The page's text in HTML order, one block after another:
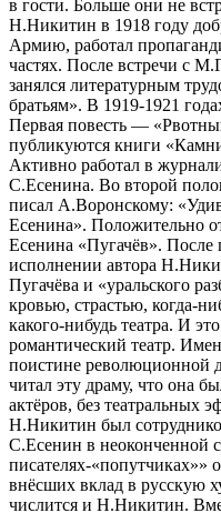
в гости. Больше они не
Н.Никитин в 1918 году
Армию, работал
частях. После встречи с
занялся литературным
братьям». В 1919-1921
Первая повесть —
публикуются книги
Активно работал в
С.Есенина. Во второй
писал А.Воронскому:
Есенина». Положительно
Есенина «Пугачёв».
исполнении автора
Пугачёва и «уральского
кровью, страстью, когда-
какого-нибудь театра. И
романтический театр.
поистине революционной
читал эту драму, что она
актёров, без театральных
Н.Никитин был
С.Есенин в неоконченной
писателях-«попутчиках»»
внёсших вклад в русскую
числится и Н.Никитин.